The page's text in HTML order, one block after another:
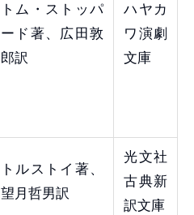
トム・ストッパ
ード著、広田敦
郎訳
ハヤカ
ワ演劇
文庫
トルストイ著、
望月哲男訳
光文社
古典新
訳文庫